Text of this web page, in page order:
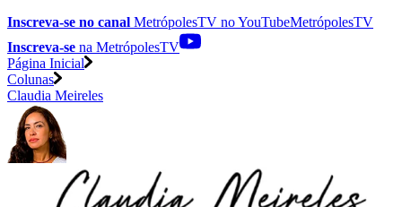
Inscreva-se no canal MetrópolesTV noYouTubeMetrópolesTV
Inscreva-se na MetrópolesTV
Página Inicial
Colunas
Claudia Meireles